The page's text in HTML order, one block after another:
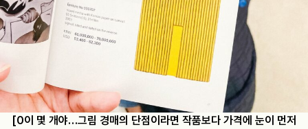
[0이 몇 개야…그림 경매의 단점이라면 작품보다 가격에 눈이 먼저